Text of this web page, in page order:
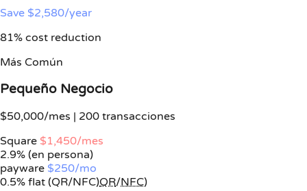
Save $2,580/year
81% cost reduction
Más Común
Pequeño Negocio
$50,000/mes | 200 transacciones
Square $1,450/mes
2.9% (en persona)
payware $250/mo
0.5% flat (QR/NFC)QR/NFC)